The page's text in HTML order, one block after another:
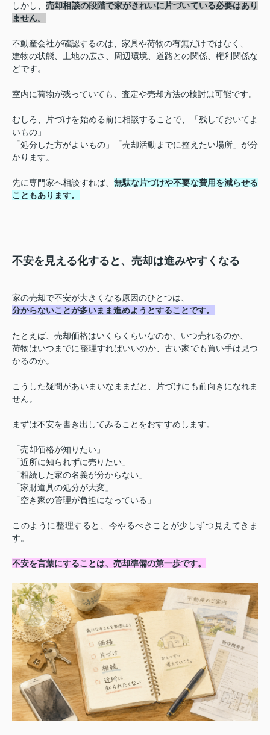
しかし、売却相談の段階で家がきれいに片づいている必要はあり
ません。
不動産会社が確認するのは、家具や荷物の有無だけではなく、
建物の状態、土地の広さ、周辺環境、道路との関係、権利関係な
どです。
室内に荷物が残っていても、査定や売却方法の検討は可能です。
むしろ、片づけを始める前に相談することで、「残しておいてよ
いもの」
「処分した方がよいもの」「売却活動までに整えたい場所」が分
かります。
先に専門家へ相談すれば、 無駄な片づけや不要な費用を減らせる
こともあります。
不安を見える化すると、売却は進みやすくなる
家の売却で不安が大きくなる原因のひとつは、
分からないことが多いまま進めようとすることです。
たとえば、売却価格はいくらくらいなのか、いつ売れるのか、
荷物はいつまでに整理すればいいのか、古い家でも買い手は見つ
かるのか。
こうした疑問があいまいなままだと、片づけにも前向きになれま
せん。
まずは不安を書き出してみることをおすすめします。
「売却価格が知りたい」
「近所に知られずに売りたい」
「相続した家の名義が分からない」
「家財道具の処分が大変」
「空き家の管理が負担になっている」
このように整理すると、今やるべきことが少しずつ見えてきま
す。
不安を言葉にすることは、売却準備の第一歩です。